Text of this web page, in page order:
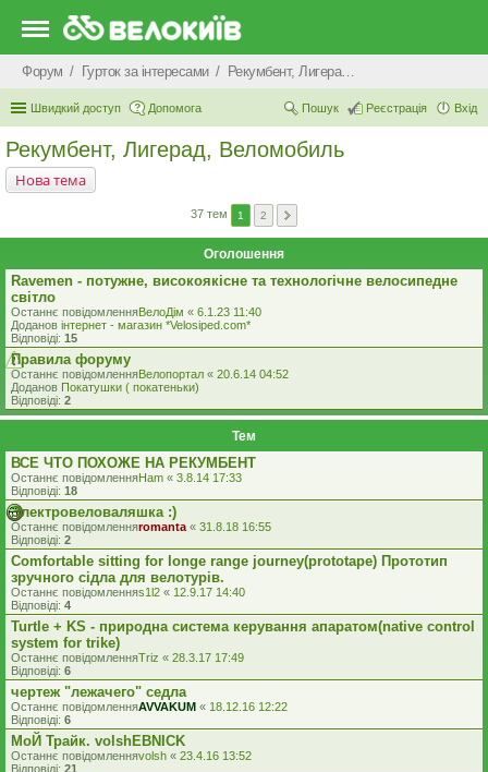
Форум Гурток за інтересами Рекумбент, Лигерад, Веломобиль
Швидкий доступ Допомога Вхід
Реєстрація
Пошук
Рекумбент, Лигерад, Веломобиль
Нова тема
37 тем 1 2
Оголошення
Ravemen - потужне, високоякісне та технологічне велосипедне
світло
Останнє повідомленняВелоДім « 6.1.23 11:40
Доданов iнтернет - магазин *Velosiped.com*
Відповіді: 15
Правила форуму
Останнє повідомленняВелопортал « 20.6.14 04:52
Доданов Покатушки ( покатеньки)
Відповіді: 2
Тем
ВСЕ ЧТО ПОХОЖЕ НА РЕКУМБЕНТ
Останнє повідомленняHam « 3.8.14 17:33
Відповіді: 18
Электровеловаляшка :)
Останнє повідомленняromanta « 31.8.18 16:55
Відповіді: 2
Comfortable sitting for longe range journey(prototape) Прототип
зручного сідла для велотурів.
Останнє повідомленняs1l2 « 12.9.17 14:40
Відповіді: 4
Turtle + KS - природна система керування апаратом(native control
system for trike)
Останнє повідомленняTriz « 28.3.17 17:49
Відповіді: 6
чертеж "лежачего" седла
Останнє повідомленняAVVAKUM « 18.12.16 12:22
Відповіді: 6
МоЙ Трайк. volshEBNICK
Останнє повідомленняvolsh « 23.4.16 13:52
Відповіді: 21